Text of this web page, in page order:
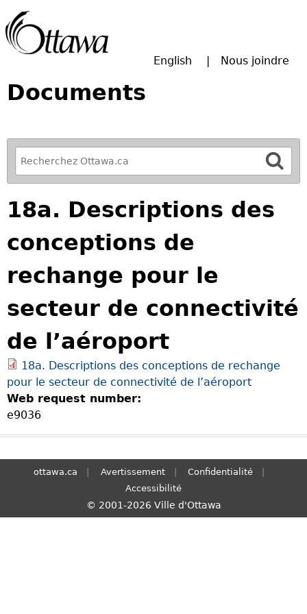
English Nous joindre
Documents
R
e
f
i
n
e
y
o
u
r
S
e
a
r
c
h
18a. Descriptions des
conceptions de
rechange pour le
secteur de connectivité
de l’aéroport
18a. Descriptions des conceptions de rechange
pour le secteur de connectivité de l’aéroport
Web request number:
e9036
ottawa.ca Avertissement
Confidentialité
Accessibilité
© 2001-2026 Ville d'Ottawa